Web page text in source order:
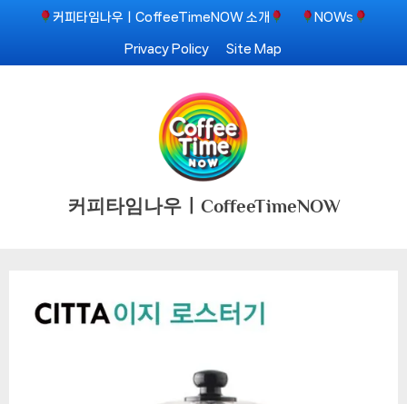
content
커피타임나우ㅣCoffeeTimeNOW 소개 NOWs
Privacy Policy Site Map
커피타임나우ㅣCoffeeTimeNOW